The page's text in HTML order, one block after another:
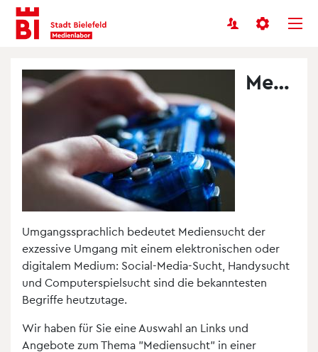
Inhalt
anspringen
Menü
anspringen
Benutzermenü
Mediensucht
Umgangssprachlich bedeutet Mediensucht der
exzessive Umgang mit einem elektronischen oder
digitalem Medium: Social-Media-Sucht, Handysucht
und Computerspielsucht sind die bekanntesten
Begriffe heutzutage.
Wir haben für Sie eine Auswahl an Links und
Angebote zum Thema "Mediensucht" in einer